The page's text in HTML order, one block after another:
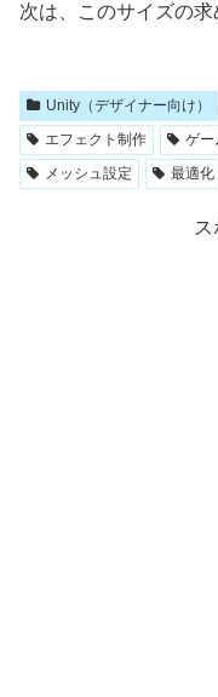
次は、このサイズの求
Unity（デザイナー向け）
エフェクト制作
ゲー
メッシュ設定
最適化